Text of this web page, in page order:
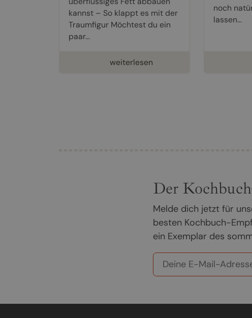
kannst – So klappt es mit der
Traumfigur Möchtest du ein
paar...
weiterlesen
noch
lassen...
Der
Melde dich jetzt für
besten Kochbuch-
ein Exemplar des